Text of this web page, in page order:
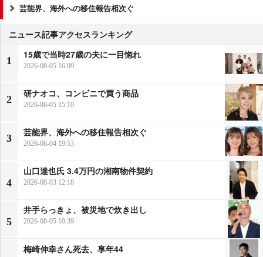
芸能界、海外への移住報告相次ぐ
ニュース記事アクセスランキング
1
15歳で当時27歳の夫に一目惚れ
2026-08-05 16:09
2
研ナオコ、コンビニで買う商品
2026-08-05 15:10
3
芸能界、海外への移住報告相次ぐ
2026-08-04 19:53
4
山口達也氏 3.4万円の湘南物件契約
2026-08-03 12:18
5
井手らっきょ、被災地で炊き出し
2026-08-05 10:39
梅崎伸幸さん死去、享年44